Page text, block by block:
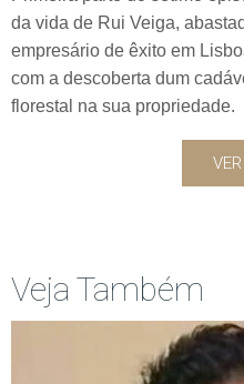
da vida de Rui Veiga,
empresário de êxito em
com a descoberta dum
florestal na sua propriedade.
Veja Também